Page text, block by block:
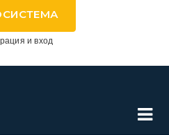
и вход